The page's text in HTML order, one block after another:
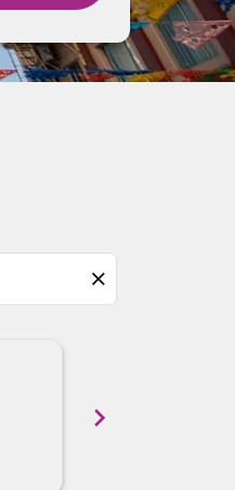
close
chevron_right